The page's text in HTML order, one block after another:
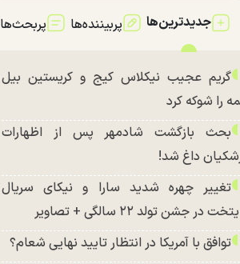
جدیدترین‌ها پربیننده‌ها پربحث‌ها
گریم عجیب نیکلاس کیج و کریستین بیل
را شوکه کرد
بحث بازگشت شادمهر پس از اظهارات
داغ شد!
تغییر چهره شدید سارا و نیکای سریال
در جشن تولد ۲۲ سالگی + تصاویر
توافق با آمریکا در انتظار تایید نهایی شعام؟